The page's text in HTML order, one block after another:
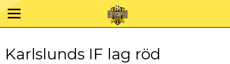
Karlslunds IF lag röd